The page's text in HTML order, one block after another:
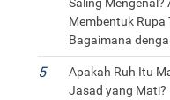
Membentuk Rupa
Bagaimana
Apakah Ruh Itu
Jasad yang Mati?